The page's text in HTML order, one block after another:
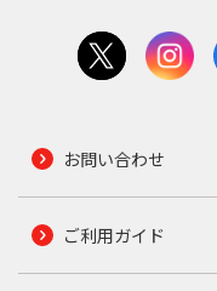
お問い合わせ
ご利用ガイド